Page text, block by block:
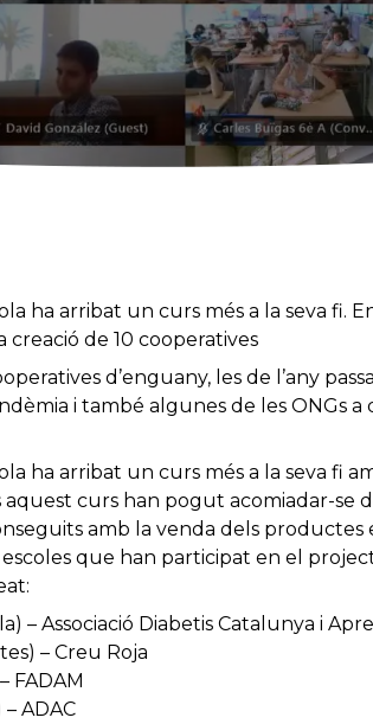
ha arribat un curs més a la seva fi.
de 10 cooperatives
d’enguany, les de l’any
i també algunes de les ONGs a
ha arribat un curs més a la seva fi
aquest curs han pogut acomiadar-se
amb la venda dels productes
que han participat en el
– Associació Diabetis Catalunya i
– Creu Roja
FADAM
ADAC